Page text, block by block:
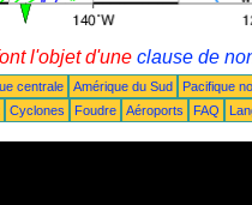
l'objet d'une clause de
centrale Amérique du Sud Pacifique
Cyclones Foudre Aéroports FAQ